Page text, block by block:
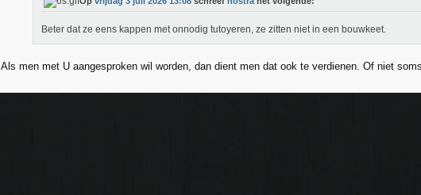
Beter dat ze eens kappen met onnodig tutoyeren, ze zitten niet in een bouwkeet.
Als men met U aangesproken wil worden, dan dient men dat ook te verdienen. Of niet